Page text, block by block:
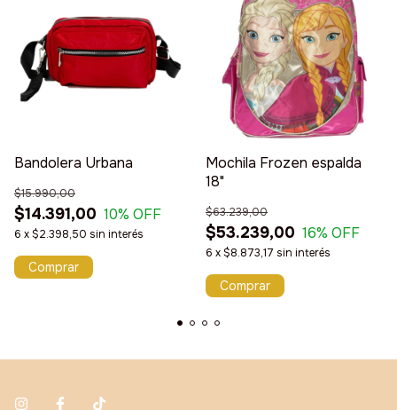
Bandolera Urbana
$14.391,00
$15.990,00
10% OFF
6 x$2.398,50 sin interés
Mochila Frozen espalda
18"
$53.239,00
$63.239,00
16% OFF
6 x$8.873,17 sin interés